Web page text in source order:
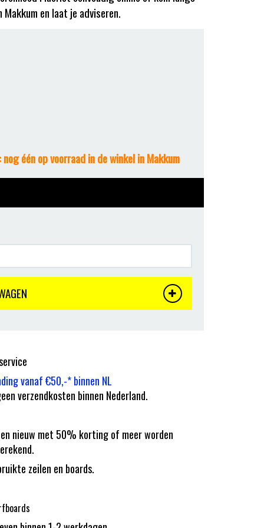
en laat je adviseren.
één op voorraad in de winkel in Makkum
vanaf €50,-* binnen NL
verzendkosten binnen Nederland.
nieuw met 50% korting of meer worden
zeilen en boards.